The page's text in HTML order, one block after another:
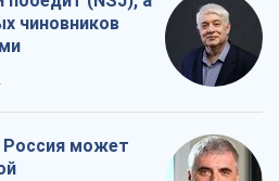
чиновников
Россия может